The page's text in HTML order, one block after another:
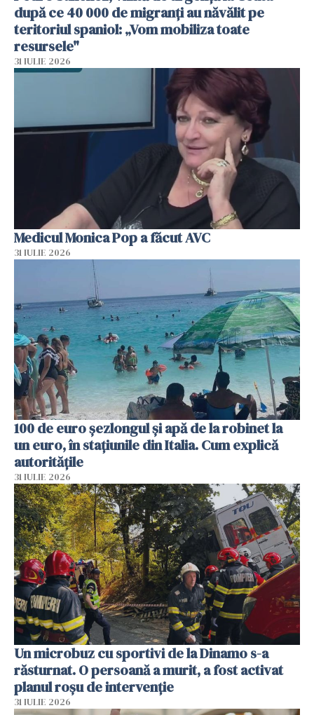
după ce 40 000 de migranți au năvălit pe
teritoriul spaniol: „Vom mobiliza toate
resursele"
31 IULIE 2026
Medicul Monica Pop a făcut AVC
31 IULIE 2026
100 de euro șezlongul și apă de la robinet la
un euro, în stațiunile din Italia. Cum explică
autoritățile
31 IULIE 2026
Un microbuz cu sportivi de la Dinamo s-a
răsturnat. O persoană a murit, a fost activat
planul roșu de intervenție
31 IULIE 2026